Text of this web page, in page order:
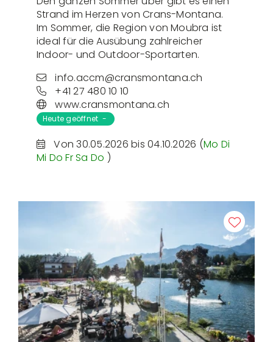
Strand im Herzen von Crans-Montana.
Im Sommer, die Region von Moubra ist
ideal für die Ausübung zahlreicher
Indoor- und Outdoor-Sportarten.
info.accm@cransmontana.ch
+41 27 480 10 10
www.cransmontana.ch
Heute geöffnet -
Von 30.05.2026 bis 04.10.2026 (Mo Di
Mi DoFrSa Do )